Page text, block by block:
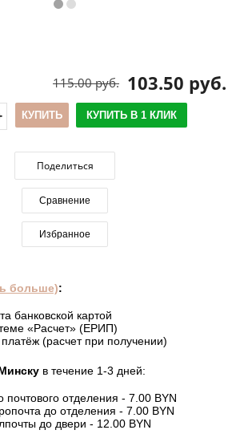
103.50 руб.
115.00 руб.
КУПИТЬ КУПИТЬ В 1 КЛИК
Поделиться
Сравнение
Избранное
больше):
банковской картой
«Расчет» (ЕРИП)
(расчет при получении)
в течение 1-3 дней:
почтового отделения - 7.00 BYN
до отделения - 7.00 BYN
до двери - 12.00 BYN